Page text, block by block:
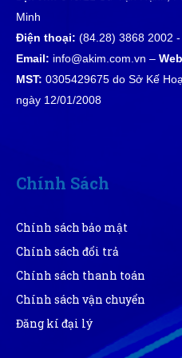
Sản phẩm đúng đẹp và chất
XH
Xuân Hồng
rành mấy này mà mua cũng
Phú Quốc
(Đánh giá 1 năm trước)
giao hàng hơi nhanh luôn,
Minh
Điện thoại: (84.28) 3868 2002
Email: info@akim.com.vn –
MST: 0305429675 do Sở Kế
ngày 12/01/2008
Chính Sách
Chính sách bảo mật
Chính sách đổi trả
Chính sách thanh toán
Chính sách vận chuyển
Đăng kí đại lý